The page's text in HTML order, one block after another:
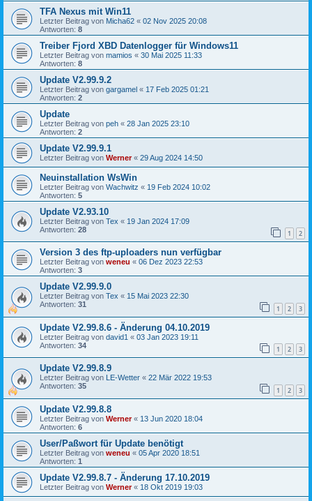
TFA Nexus mit Win11
Letzter Beitrag von Micha62 « 02 Nov 2025 20:08
Antworten: 8
Treiber Fjord XBD Datenlogger für Windows11
Letzter Beitrag von mamios « 30 Mai 2025 11:33
Antworten: 8
Update V2.99.9.2
Letzter Beitrag von gargamel « 17 Feb 2025 01:21
Antworten: 2
Update
Letzter Beitrag von peh « 28 Jan 2025 23:10
Antworten: 2
Update V2.99.9.1
Letzter Beitrag von Werner« 29 Aug 2024 14:50
Neuinstallation WsWin
Letzter Beitrag von Wachwitz « 19 Feb 2024 10:02
Antworten: 5
Update V2.93.10
Letzter Beitrag von Tex « 19 Jan 2024 17:09
Antworten: 28 1 2
Version 3 des ftp-uploaders nun verfügbar
Letzter Beitrag von weneu « 06 Dez 2023 22:53
Antworten: 3
Update V2.99.9.0
Letzter Beitrag von Tex « 15 Mai 2023 22:30
Antworten: 31 1 2 3
Update V2.99.8.6 - Änderung 04.10.2019
Letzter Beitrag von david1 « 03 Jan 2023 19:11
Antworten: 34 1 2 3
Update V2.99.8.9
Letzter Beitrag von LE-Wetter « 22 Mär 2022 19:53
Antworten: 35 1 2 3
Update V2.99.8.8
Letzter Beitrag von Werner« 13 Jun 2020 18:04
Antworten: 6
User/Paßwort für Update benötigt
Letzter Beitrag von weneu « 05 Apr 2020 18:51
Antworten: 1
Update V2.99.8.7 - Änderung 17.10.2019
Letzter Beitrag von Werner« 18 Okt 2019 19:03